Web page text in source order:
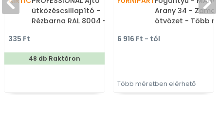
ütközéscsillapító -
Rézbarna RAL 8004 -
fékező, ütközéscsillapító
335 Ft
48 db Raktáron
Arany 34 -
ötvözet - Több
bútorfogantyú
6 916 Ft - tól
Több méretben elérhető